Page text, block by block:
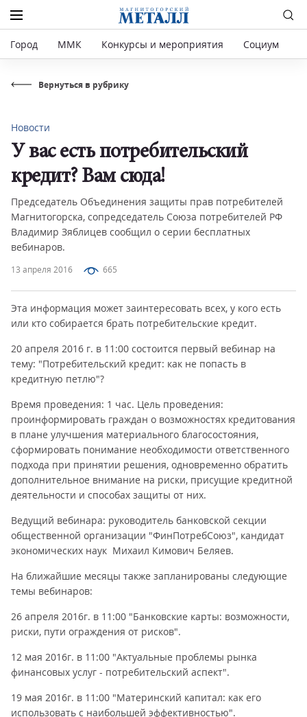
Город ММК Конкурсы и мероприятия Социум
Вернуться в рубрику
13 апреля 2016 665
Новости
У вас есть потребительский
кредит? Вам сюда!
Председатель Объединения защиты прав потребителей
Магнитогорска, сопредседатель Союза потребителей РФ
Владимир Зяблицев сообщил о серии бесплатных
вебинаров.
Эта информация может заинтересовать всех, у кого есть
или кто собирается брать потребительские кредит.
20 апреля 2016 г. в 11:00 состоится первый вебинар на
тему: "Потребительский кредит: как не попасть в
кредитную петлю"?
Время проведения: 1 час. Цель проведения:
проинформировать граждан о возможностях кредитования
в плане улучшения материального благосостояния,
сформировать понимание необходимости ответственного
подхода при принятии решения, одновременно обратить
дополнительное внимание на риски, присущие кредитной
деятельности и способах защиты от них.
Ведущий вебинара: руководитель банковской секции
общественной организации "ФинПотребСоюз", кандидат
экономических наук Михаил Кимович Беляев.
На ближайшие месяцы также запланированы следующие
темы вебинаров:
26 апреля 2016г. в 11:00 "Банковские карты: возможности,
риски, пути ограждения от рисков".
12 мая 2016г. в 11:00 "Актуальные проблемы рынка
финансовых услуг - потребительский аспект".
19 мая 2016г. в 11:00 "Материнский капитал: как его
использовать с наибольшей эффективностью".